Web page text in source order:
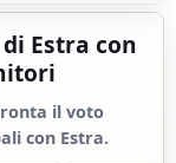
Estra con
il voto
con Estra.